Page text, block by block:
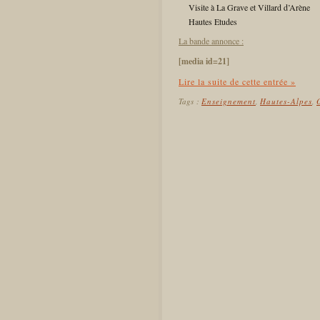
Visite à La Grave et Villard d’Arène
Hautes Etudes
La bande annonce :
[media id=21]
Lire la suite de cette entrée »
Tags : Enseignement, Hautes-Alpes,